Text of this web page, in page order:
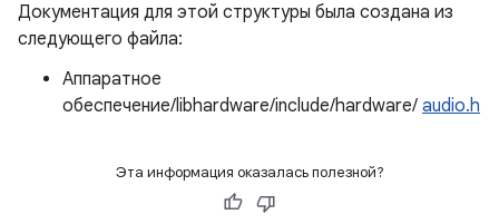
Документация для этой структуры была создана из
следующего файла:
Аппаратное
обеспечение/libhardware/include/hardware/ audio.h
Эта информация оказалась полезной?